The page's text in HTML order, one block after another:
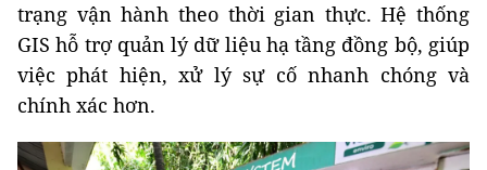
trạng vận hành theo thời gian thực. Hệ thống
GIS hỗ trợ quản lý dữ liệu hạ tầng đồng bộ, giúp
việc phát hiện, xử lý sự cố nhanh chóng và
chính xác hơn.